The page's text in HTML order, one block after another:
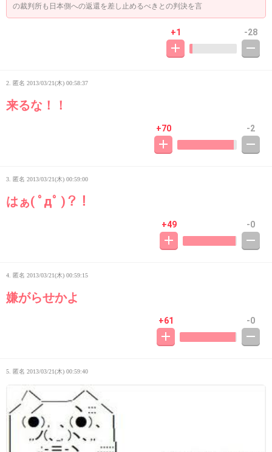
の裁判所も日本側への返還を差し止めるべきとの判決を言
+1 -28
2. 匿名 2013/03/21(木) 00:58:37
来るな！！
+70 -2
3. 匿名 2013/03/21(木) 00:59:00
はぁ( ﾟдﾟ )？！
+49 -0
4. 匿名 2013/03/21(木) 00:59:15
嫌がらせかよ
+61 -0
5. 匿名 2013/03/21(木) 00:59:40